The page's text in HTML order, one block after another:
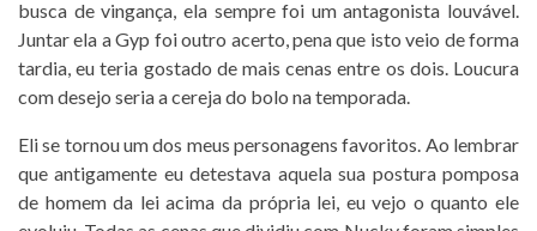
busca de vingança, ela sempre foi um antagonista louvável.
Juntar ela a Gyp foi outro acerto, pena que isto veio de forma
tardia, eu teria gostado de mais cenas entre os dois. Loucura
com desejo seria a cereja do bolo na temporada.
Eli se tornou um dos meus personagens favoritos. Ao lembrar
que antigamente eu detestava aquela sua postura pomposa
de homem da lei acima da própria lei, eu vejo o quanto ele